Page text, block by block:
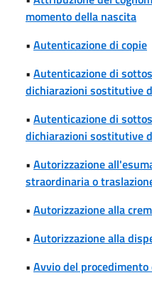
momento della nascita
• Autenticazione di copie
• Autenticazione di
dichiarazioni sostitutive
• Autenticazione di
dichiarazioni sostitutive
• Autorizzazione
straordinaria o
• Autorizzazione alla
• Autorizzazione alla
• Avvio del